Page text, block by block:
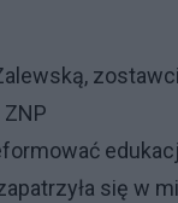
się w